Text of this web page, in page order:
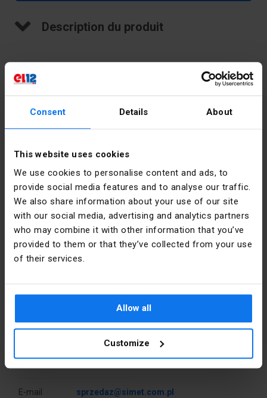
Consent Details About
This website uses cookies
We use cookies to personalise content and ads, to
provide social media features and to analyse our traffic.
We also share information about your use of our site
with our social media, advertising and analytics partners
who may combine it with other information that you’ve
provided to them or that they’ve collected from your use
of their services.
Allow all
Customize
Description du produit
Données techniques
Pièces dans
le paquet
10
Plage de
serrage
2015-08-18
00:00:00
Autres données techniques
Détails du fabricant
Jelenia
Góra al.
E-mail sprzedaz@simet.com.pl